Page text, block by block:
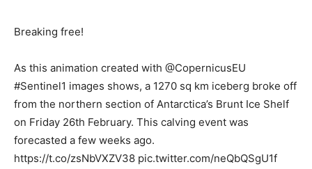
Breaking free!
As this animation created with @CopernicusEU
#Sentinel1 images shows, a 1270 sq km iceberg broke off
from the northern section of Antarctica’s Brunt Ice Shelf
on Friday 26th February. This calving event was
forecasted a few weeks ago.
https://t.co/zsNbVXZV38 pic.twitter.com/neQbQSgU1f